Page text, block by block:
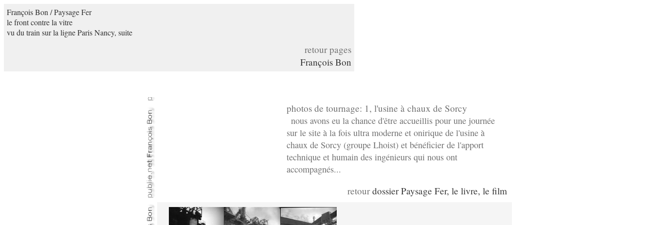
François Bon / Paysage Fer
le front contre la vitre
vu du train sur la ligne Paris Nancy, suite
retour pages
François Bon
photos de tournage: 1, l'usine à chaux de Sorcy
nous avons eu la chance d'être accueillis pour une journée
sur le site à la fois ultra moderne et onirique de l'usine à
chaux de Sorcy (groupe Lhoist) et bénéficier de l'apport
technique et humain des ingénieurs qui nous ont
accompagnés...
retourdossier Paysage Fer, le livre, le film